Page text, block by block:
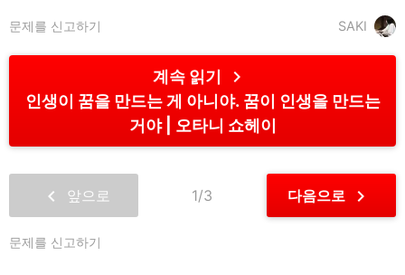
SAKI
문제를 신고하기
계속 읽기 chevron_right
인생이 꿈을 만드는 게 아니야. 꿈이 인생을 만드는
거야
오타니 쇼헤이
chevron_left 앞으로 1/3 다음으로 chevron_right
문제를 신고하기